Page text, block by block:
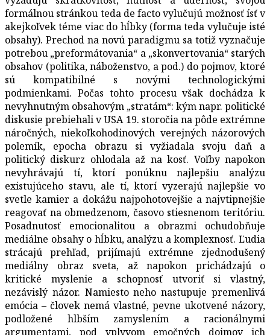
formálnou stránkou teda de facto vylučujú možnosť ísť v
akejkoľvek téme viac do hĺbky (forma teda vylučuje isté
obsahy). Prechod na novú paradigmu sa totiž vyznačuje
potrebou „preformátovania“ a „skonvertovania“ starých
obsahov (politika, náboženstvo, a pod.) do pojmov, ktoré
sú kompatibilné s novými technologickými
podmienkami. Počas tohto procesu však dochádza k
nevyhnutným obsahovým „stratám“: kým napr. politické
diskusie prebiehali v USA 19. storočia na pôde extrémne
náročných, niekoľkohodinových verejných názorových
polemík, epocha obrazu si vyžiadala svoju daň a
politický diskurz ohlodala až na kosť. Voľby napokon
nevyhrávajú tí, ktorí ponúknu najlepšiu analýzu
existujúceho stavu, ale tí, ktorí vyzerajú najlepšie vo
svetle kamier a dokážu najpohotovejšie a najvtipnejšie
reagovať na obmedzenom, časovo stiesnenom teritóriu.
Posadnutosť emocionalitou a obrazmi ochudobňuje
mediálne obsahy o hĺbku, analýzu a komplexnosť. Ľudia
strácajú prehľad, prijímajú extrémne zjednodušený
mediálny obraz sveta, až napokon prichádzajú o
kritické myslenie a schopnosť utvoriť si vlastný,
nezávislý názor. Namiesto neho nastupuje premenlivá
emócia – človek nemá vlastné, pevne ukotvené názory,
podložené hlbším zamyslením a racionálnymi
argumentami, pod vplyvom emočných dojmov ich